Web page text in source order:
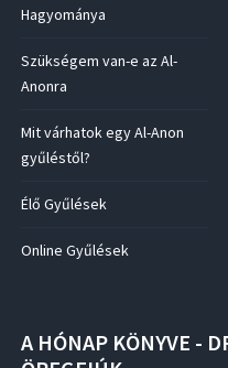
Hagyománya
Szükségem van-e az Al-
Anonra
Mit várhatok egy Al-Anon
gyűléstől?
Élő Gyűlések
Online Gyűlések
A HÓNAP KÖNYVE -